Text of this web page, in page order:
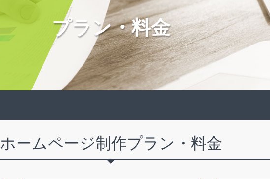
プラン・料金
ホームページ制作プラン・料金